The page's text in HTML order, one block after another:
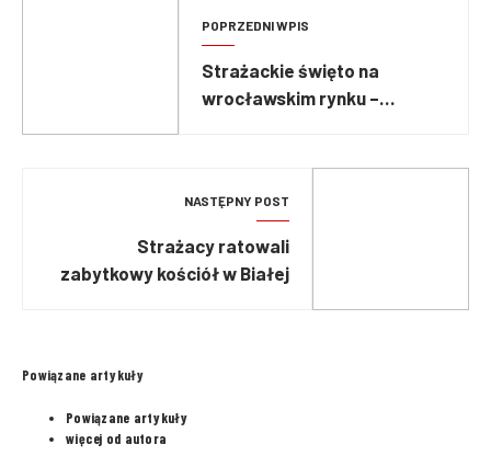
POPRZEDNI WPIS
Strażackie święto na
wrocławskim rynku –
NASTĘPNY POST
Strażacy ratowali
zabytkowy kościół w Białej
Powiązane artykuły
Powiązane artykuły
więcej od autora